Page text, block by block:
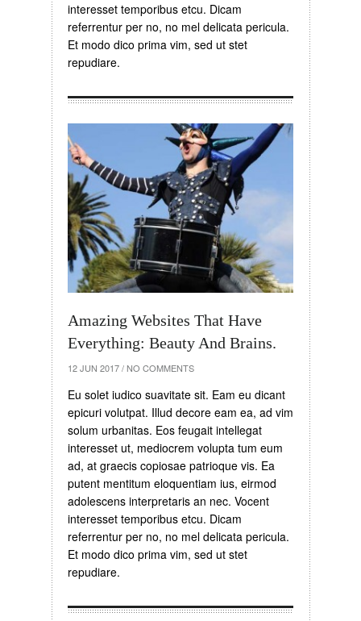
interesset temporibus etcu. Dicam
referrentur per no, no mel delicata pericula.
Et modo dico prima vim, sed ut stet
repudiare.
Amazing Websites That Have
Everything: Beauty And Brains.
12 JUN 2017 / NO COMMENTS
Eu solet iudico suavitate sit. Eam eu dicant
epicuri volutpat. Illud decore eam ea, ad vim
solum urbanitas. Eos feugait intellegat
interesset ut, mediocrem volupta tum eum
ad, at graecis copiosae patrioque vis. Ea
putent mentitum eloquentiam ius, eirmod
adolescens interpretaris an nec. Vocent
interesset temporibus etcu. Dicam
referrentur per no, no mel delicata pericula.
Et modo dico prima vim, sed ut stet
repudiare.